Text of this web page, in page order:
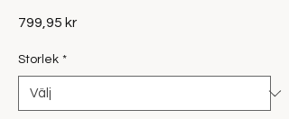
799,95 krPris
Storlek *